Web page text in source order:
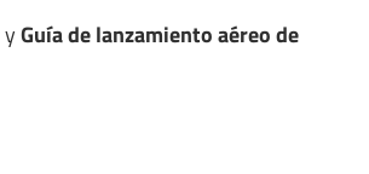
yGuía de lanzamiento aéreo de